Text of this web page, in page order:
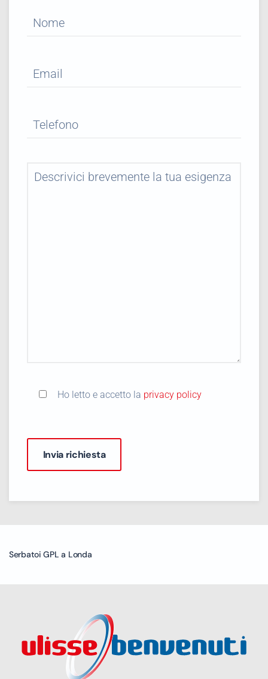
Ho letto e accetto la privacy policy
Serbatoi GPL a Londa